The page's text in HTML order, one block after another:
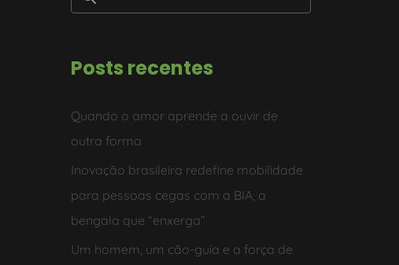
Posts recentes
Quando o amor aprende a ouvir de
outra forma
Inovação brasileira redefine mobilidade
para pessoas cegas com a BIA, a
bengala que “enxerga”
Um homem, um cão-guia e a força de